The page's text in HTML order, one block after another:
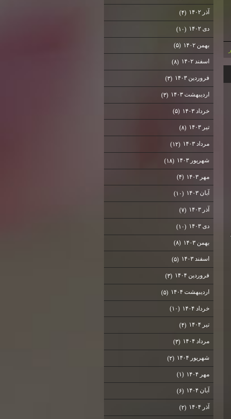
آذر ۱۴۰۲ (۴)
دی ۱۴۰۲ (۱۰)
بهمن ۱۴۰۲ (۵)
اسفند ۱۴۰۲ (۸)
فروردین ۱۴۰۳ (۳)
اردیبهشت ۱۴۰۳ (۳)
خرداد ۱۴۰۳ (۵)
تیر ۱۴۰۳ (۸)
مرداد ۱۴۰۳ (۱۲)
شهریور ۱۴۰۳ (۱۸)
مهر ۱۴۰۳ (۴)
آبان ۱۴۰۳ (۱۰)
آذر ۱۴۰۳ (۷)
دی ۱۴۰۳ (۱۰)
بهمن ۱۴۰۳ (۸)
اسفند ۱۴۰۳ (۵)
فروردین ۱۴۰۴ (۳)
اردیبهشت ۱۴۰۴ (۵)
خرداد ۱۴۰۴ (۱۰)
تیر ۱۴۰۴ (۴)
مرداد ۱۴۰۴ (۳)
شهریور ۱۴۰۴ (۲)
مهر ۱۴۰۴ (۱)
آبان ۱۴۰۴ (۶)
آذر ۱۴۰۴ (۲)